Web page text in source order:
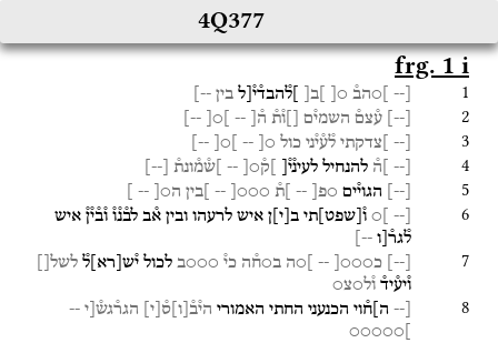
4Q377
frg. 1 i
1
[-- ]○הב֯ ○[ ]ב[ ]ל֯הבד֯י֯[ל בין --]
2
-- ע֯צם֯ השמי֯ם []ו֯ת֯ ה֯[ --
]○[
--]
3
[-- ]צדקתי ל֯ע֯י֯ני כול ○[
--
]○[
--]
4
[-- ]ה֯ להנחיל לעינ֯י֯[ ]ק֯○[ -- ]ש֯מ֯ונת֯ --
5
-- הגוי֯ים ○פ[ -- ]ת֯ ○○○[
-- ]בין ה○[ -- ]
6
[--
]○ ו֯ שפט תי ב י ן איש לרעהו ובין א֯ב לב֯נ֯ו֯ ו֯ב֯י֯ן֯ איש
ל֯גר֯[ו --]
7
-- כ○○○[ -- ]○ה ב○ח֯ה כי֯ ○○○ב לכול י֯ש רא ל֯ לשל[]
ו֯יע֯יד֯ ו֯ל○צ○
8
[-- ה]ח֯וי הכנעני החתי האמורי הי֯ב֯ ו ס֯ י הגר֯גש֯[י --
]○○○○○